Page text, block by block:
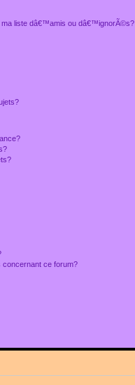
ma liste dâ€™amis ou dâ€™ignorÃ©s?
concernant ce forum?